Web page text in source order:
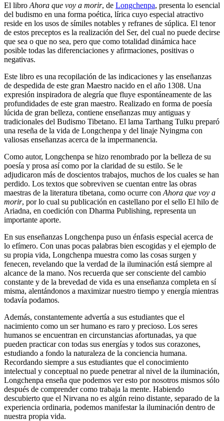
El libro Ahora que voy a morir, de Longchenpa, presenta lo esencial
del budismo en una forma poética, lírica cuyo especial atractivo
reside en los usos de símiles notables y refranes de súplica. El tenor
de estos preceptos es la realización del Ser, del cual no puede decirse
que sea o que no sea, pero que como totalidad dinámica hace
posible todas las diferenciaciones y afirmaciones, positivas o
negativas.
Este libro es una recopilación de las indicaciones y las enseñanzas
de despedida de este gran Maestro nacido en el año 1308. Una
expresión inspiradora de alegría que fluye espontáneamente de las
profundidades de este gran maestro. Realizado en forma de poesía
lúcida de gran belleza, contiene enseñanzas muy antiguas y
tradicionales del Budismo Tibetano. El lama Tarthang Tulku preparó
una reseña de la vida de Longchenpa y del linaje Nyingma con
valiosas enseñanzas acerca de la impermanencia.
Como autor, Longchenpa se hizo renombrado por la belleza de su
poesía y prosa así como por la claridad de su estilo. Se le
adjudicaron más de doscientos trabajos, muchos de los cuales se han
perdido. Los textos que sobreviven se cuentan entre las obras
maestras de la literatura tibetana, como ocurre con Ahora que voy a
morir, por lo cual su publicación en castellano por el sello El hilo de
Ariadna, en coedición con Dharma Publishing, representa un
importante aporte.
En sus enseñanzas Longchenpa puso un énfasis especial acerca de
lo efímero. Con unas pocas palabras bien escogidas y el ejemplo de
su propia vida, Longchenpa muestra como las cosas surgen y
fenecen, revelando que la verdad de la iluminación está siempre al
alcance de la mano. Nos recuerda que ser consciente del cambio
constante y de la brevedad de vida es una enseñanza completa en sí
misma, alentándonos a maximizar nuestro tiempo y energía mientras
todavía podamos.
Además, constantemente advertía a sus estudiantes que el
nacimiento como un ser humano es raro y precioso. Los seres
humanos se encuentran en circunstancias afortunadas, ya que
pueden practicar con todas sus energías y todos sus corazones,
estudiando a fondo la naturaleza de la conciencia humana.
Recordando siempre a sus estudiantes que el conocimiento
intelectual y conceptual no puede penetrar al nivel de la iluminación,
Longchenpa enseña que podemos ver esto por nosotros mismos sólo
después de comprender como trabaja la mente. Habiendo
descubierto que el Nirvana no es algún reino distante, separado de la
experiencia ordinaria, podemos manifestar la iluminación dentro de
nuestra propia vida.